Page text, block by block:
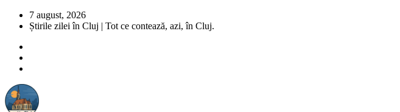
7 august, 2026
Știrile zilei în Cluj | Tot ce contează, azi, în Cluj.